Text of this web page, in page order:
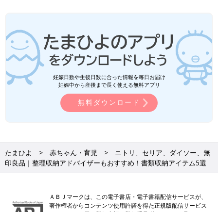
妊娠日数や生後日数に合った情報を毎日お届け
妊娠中から産後まで長く使える無料アプリ
無料ダウンロード
たまひよ 赤ちゃん・育児
ニトリ、セリア、ダイソー、無
印良品｜整理収納アドバイザーもおすすめ！書類収納アイテム5選
ＡＢＪマークは、この電子書店・電子書籍配信サービスが、
著作権者からコンテンツ使用許諾を得た正規版配信サービス